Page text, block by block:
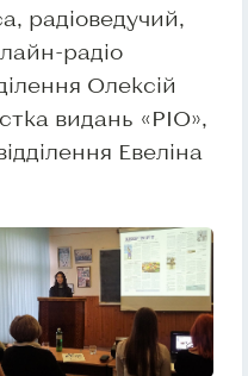
радіоведучий,
радіо
Олексій
видань «РІО»,
Евеліна